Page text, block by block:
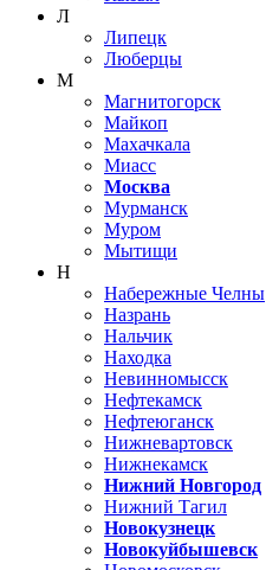
Л
Липецк
Люберцы
М
Магнитогорск
Майкоп
Махачкала
Миасс
Москва
Мурманск
Муром
Мытищи
Н
Набережные Челны
Назрань
Нальчик
Находка
Невинномысск
Нефтекамск
Нефтеюганск
Нижневартовск
Нижнекамск
Нижний Новгород
Нижний Тагил
Новокузнецк
Новокуйбышевск